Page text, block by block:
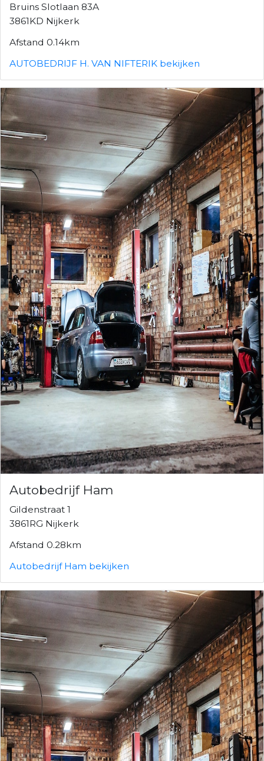
Bruins Slotlaan 83A
3861KD Nijkerk
Afstand 0.14km
AUTOBEDRIJF H. VAN NIFTERIK bekijken
Autobedrijf Ham
Gildenstraat 1
3861RG Nijkerk
Afstand 0.28km
Autobedrijf Ham bekijken